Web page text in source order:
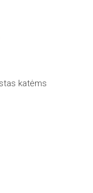
katėms